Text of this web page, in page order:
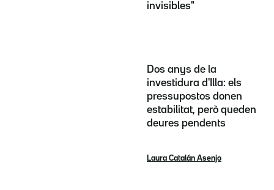
invisibles"
Dos anys de la
investidura d'Illa: els
pressupostos donen
estabilitat, però queden
deures pendents
Laura Catalán Asenjo